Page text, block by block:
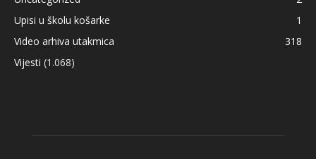
Upisi u školu košarke
1
Video arhiva utakmica
318
Vijesti (1.068)